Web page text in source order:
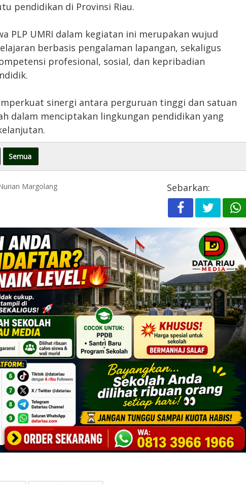
pendidikan di Provinsi Riau.
PLP UMRI dalam kegiatan ini merupakan wujud
berbasis pengalaman lapangan, sekaligus
profesional, sosial, dan kepribadian
sinergi antara perguruan tinggi dan satuan
dalam menciptakan lingkungan pendidikan yang
Semua
Margolang Sebarkan: